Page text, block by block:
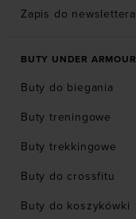
Zapis do newslettera
BUTY UNDER ARMOUR
Buty do biegania
Buty treningowe
Buty trekkingowe
Buty do crossfitu
Buty do koszykówki